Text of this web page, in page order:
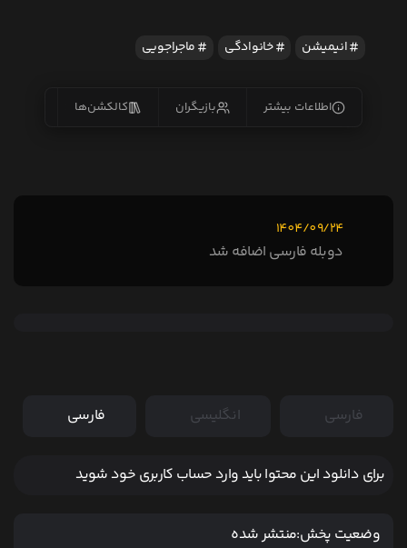
انیمیشن خانوادگی ماجراجویی
اطلاعات بیشتر بازیگران کالکشن‌ها
1404/09/24
دوبله فارسی اضافه شد
فارسی انگلیسی فارسی
برای دانلود این محتوا باید وارد حساب کاربری خود شوید
وضعیت پخش:منتشر شده